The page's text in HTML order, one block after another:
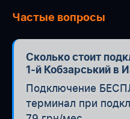
Частые вопросы
Сколько стоит
1-й Кобзарський в
Подключение
терминал при